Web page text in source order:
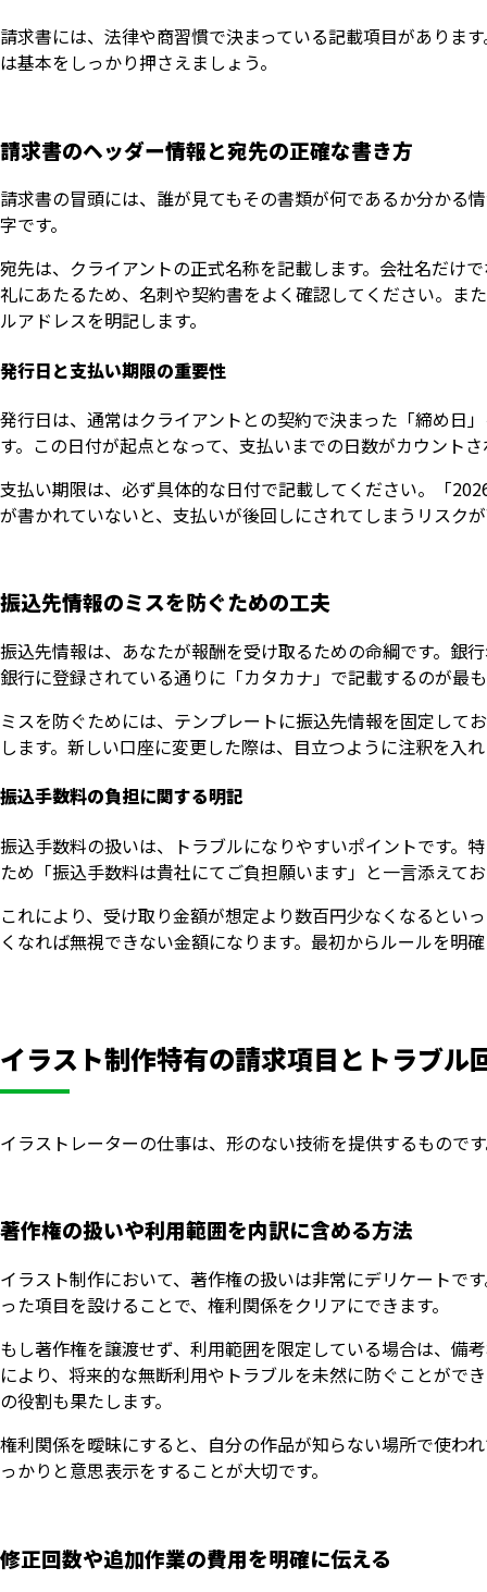
請求書には、法律や商習慣で決まっている記載項目がありま
は基本をしっかり押さえましょう。
請求書のヘッダー情報と宛先の正確な書き方
請求書の冒頭には、誰が見てもその書類が何であるか分かる
字です。
宛先は、クライアントの正式名称を記載します。会社名だけ
礼にあたるため、名刺や契約書をよく確認してください。ま
ルアドレスを明記します。
発行日と支払い期限の重要性
発行日は、通常はクライアントとの契約で決まった「締め日
す。この日付が起点となって、支払いまでの日数がカウント
支払い期限は、必ず具体的な日付で記載してください。「
が書かれていないと、支払いが後回しにされてしまうリスク
振込先情報のミスを防ぐための工夫
振込先情報は、あなたが報酬を受け取るための命綱です。銀
銀行に登録されている通りに「カタカナ」で記載するのが最
ミスを防ぐためには、テンプレートに振込先情報を固定して
します。新しい口座に変更した際は、目立つように注釈を入
振込手数料の負担に関する明記
振込手数料の扱いは、トラブルになりやすいポイントです。
ため「振込手数料は貴社にてご負担願います」と一言添えて
これにより、受け取り金額が想定より数百円少なくなるとい
くなれば無視できない金額になります。最初からルールを明
イラスト制作特有の請求項目とトラブル
イラストレーターの仕事は、形のない技術を提供するもので
著作権の扱いや利用範囲を内訳に含める方法
イラスト制作において、著作権の扱いは非常にデリケートで
った項目を設けることで、権利関係をクリアにできます。
もし著作権を譲渡せず、利用範囲を限定している場合は、備
により、将来的な無断利用やトラブルを未然に防ぐことがで
の役割も果たします。
権利関係を曖昧にすると、自分の作品が知らない場所で使わ
っかりと意思表示をすることが大切です。
修正回数や追加作業の費用を明確に伝える